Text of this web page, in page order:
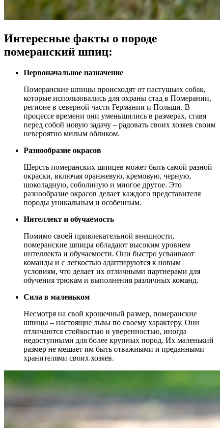
Интересные факты о породе
померанский шпиц:
Первоначальное назначение
Померанские шпицы происходят от пастушьих собак,
которые использовались для охраны стад в Померании,
регионе в северной части Германии и Польши. В
процессе времени они уменьшились в размерах, ставя
перед собой новую задачу – радовать своих хозяев своим
невероятно милым обликом.
Разнообразие окрасов
Шерсть померанских шпицев может быть самой разной
окраски, включая оранжевую, кремовую, черную,
шоколадную, соболиную и многое другое. Это
разнообразие окрасов делает каждого представителя
породы уникальным и особенным.
Интеллект и обучаемость
Помимо своей привлекательной внешности,
померанские шпицы обладают высоким уровнем
интеллекта и обучаемости. Они быстро усваивают
команды и с легкостью адаптируются к новым
условиям, что делает их отличными партнерами для
обучения трюкам и выполнения различных команд.
Сила в маленьком
Несмотря на свой крошечный размер, померанские
шпицы – настоящие львы по своему характеру. Они
отличаются стойкостью и уверенностью, иногда
недоступными для более крупных пород. Их маленький
размер не мешает им быть отважными и преданными
хранителями своих хозяев.